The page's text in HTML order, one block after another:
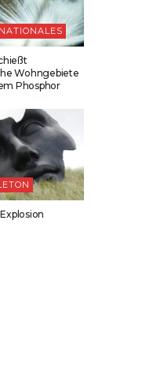
Wohngebiete
Phosphor